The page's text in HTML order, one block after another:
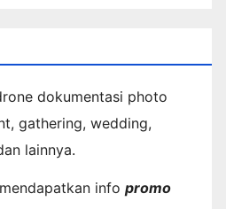
dokumentasi photo
gathering, wedding,
lainnya.
info promo